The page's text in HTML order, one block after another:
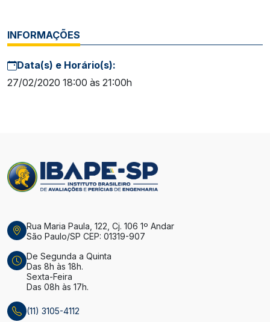
INFORMAÇÕES
Data(s) e Horário(s):
27/02/2020 18:00 às 21:00h
Rua Maria Paula, 122, Cj. 106 1º Andar
São Paulo/SP CEP: 01319-907
De Segunda a Quinta
Das 8h às 18h.
Sexta-Feira
Das 08h às 17h.
(11) 3105-4112